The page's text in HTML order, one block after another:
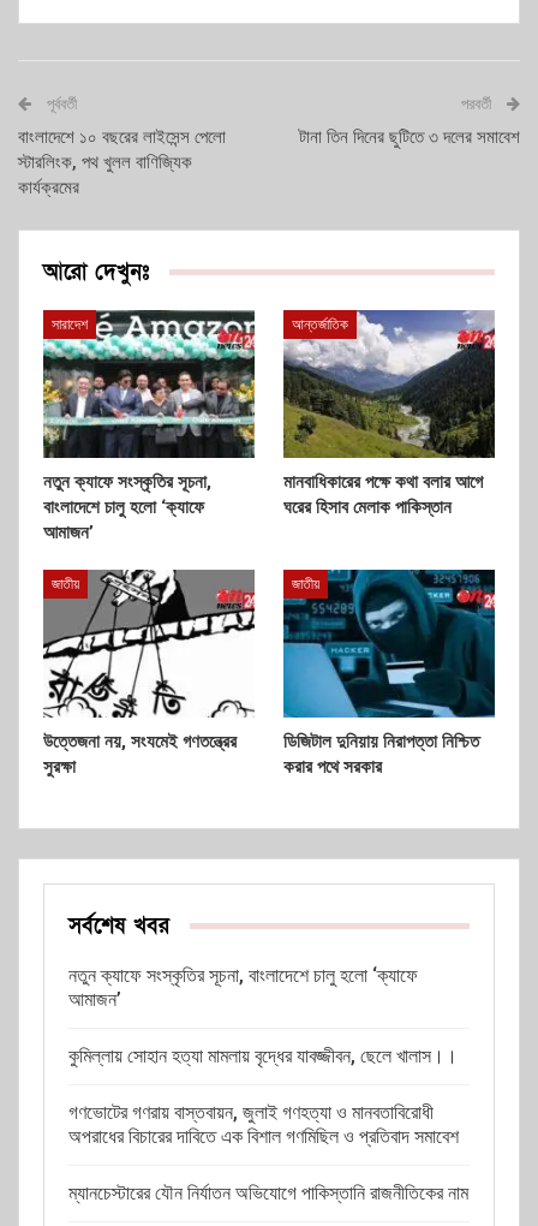
পূর্ববর্তী
বাংলাদেশে ১০ বছরের লাইসেন্স পেলো
স্টারলিংক, পথ খুলল বাণিজ্যিক
কার্যক্রমের
পরবর্তী
টানা তিন দিনের ছুটিতে ৩ দলের সমাবেশ
আরো দেখুনঃ
সারাদেশ
নতুন ক্যাফে সংস্কৃতির সূচনা,
বাংলাদেশে চালু হলো ‘ক্যাফে
আমাজন’
আন্তর্জাতিক
মানবাধিকারের পক্ষে কথা বলার আগে
ঘরের হিসাব মেলাক পাকিস্তান
জাতীয়
উত্তেজনা নয়, সংযমেই গণতন্ত্রের
সুরক্ষা
জাতীয়
ডিজিটাল দুনিয়ায় নিরাপত্তা নিশ্চিত
করার পথে সরকার
সর্বশেষ খবর
নতুন ক্যাফে সংস্কৃতির সূচনা, বাংলাদেশে চালু হলো ‘ক্যাফে
আমাজন’
কুমিল্লায় সোহান হত্যা মামলায় বৃদ্ধের যাবজ্জীবন, ছেলে খালাস।।
গণভোটের গণরায় বাস্তবায়ন, জুলাই গণহত্যা ও মানবতাবিরোধী
অপরাধের বিচারের দাবিতে এক বিশাল গণমিছিল ও প্রতিবাদ সমাবেশ
ম্যানচেস্টারের যৌন নির্যাতন অভিযোগে পাকিস্তানি রাজনীতিকের নাম